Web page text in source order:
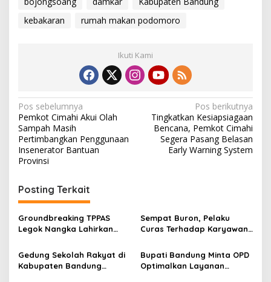
kebakaran
rumah makan podomoro
Ikuti Kami
N
a
v
i
a
s
i
o
Pos sebelumnya
Pemkot Cimahi Akui Olah
Sampah Masih
Pertimbangkan Penggunaan
Insenerator Bantuan
Provinsi
Pos berikutnya
Tingkatkan Kesiapsiagaan
Bencana, Pemkot Cimahi
Segera Pasang Belasan
Early Warning System
Posting Terkait
Groundbreaking TPPAS
Legok Nangka Lahirkan
Penyelesaian Sampah
Bandung Raya
Sempat Buron, Pelaku
Curas Terhadap Karyawan
Ditangkap Polisi
Gedung Sekolah Rakyat di
Kabupaten Bandung
Bupati Bandung Minta OPD
Optimalkan Layanan